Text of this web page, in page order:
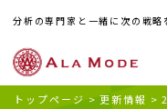
分析の専門家と一緒に次の戦略
トップページ > 更新情報 >